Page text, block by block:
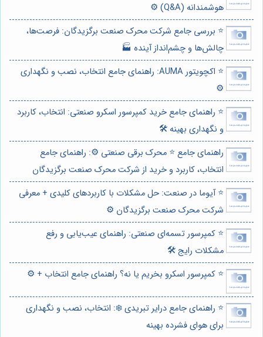
هوشمندانه (Q&A) ⚙️
⭐️ بررسی جامع شرکت محرک صنعت برگزیدگان: فرصت‌ها،
چالش‌ها و چشم‌انداز آینده 🏭
⭐️ اکچویتور AUMA: راهنمای جامع انتخاب، نصب و نگهداری
⚙️
⭐️ راهنمای جامع خرید کمپرسور اسکرو صنعتی: انتخاب، کاربرد
و نگهداری بهینه 🛠️
راهنمای جامع ⭐️ محرک برقی صنعتی ⚙️: راهنمای جامع
انتخاب، کاربرد و خرید از شرکت محرک صنعت برگزیدگان
⭐️ آیوما در صنعت: حل مشکلات با کاربردهای کلیدی + معرفی
شرکت محرک صنعت برگزیدگان ⚙️
⭐️ کمپرسور تسمه‌ای صنعتی: راهنمای عیب‌یابی و رفع
مشکلات رایج 🛠️
⭐️ کمپرسور اسکرو بخریم یا نه؟ راهنمای جامع انتخاب + ⚙️
⭐️ راهنمای جامع درایر تبریدی ❄️: انتخاب، نصب و نگهداری
برای هوای فشرده بهینه